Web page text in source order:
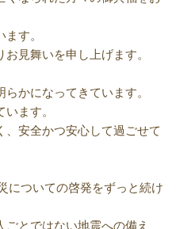
す。
見舞いを申し上げます。
かになってきています。
ます。
安全かつ安心して過ごせて
についての啓発をずっと続け
とではない地震への備え